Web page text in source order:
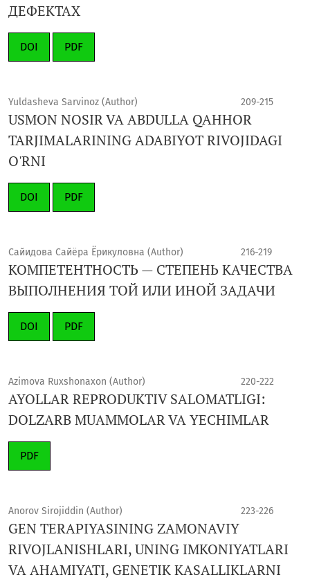
ДЕФЕКТАХ
DOI PDF
Yuldasheva Sarvinoz (Author) 209-215
USMON NOSIR VA ABDULLA QAHHOR
TARJIMALARINING ADABIYOT RIVOJIDAGI
O'RNI
DOI PDF
Сайидова Сайёра Ёрикуловна (Author) 216-219
КОМПЕТЕНТНОСТЬ — СТЕПЕНЬ КАЧЕСТВА
ВЫПОЛНЕНИЯ ТОЙ ИЛИ ИНОЙ ЗАДАЧИ
DOI PDF
Azimova Ruxshonaxon (Author) 220-222
AYOLLAR REPRODUKTIV SALOMATLIGI:
DOLZARB MUAMMOLAR VA YECHIMLAR
PDF
Anorov Sirojiddin (Author) 223-226
GEN TERAPIYASINING ZAMONAVIY
RIVOJLANISHLARI, UNING IMKONIYATLARI
VA AHAMIYATI, GENETIK KASALLIKLARNI